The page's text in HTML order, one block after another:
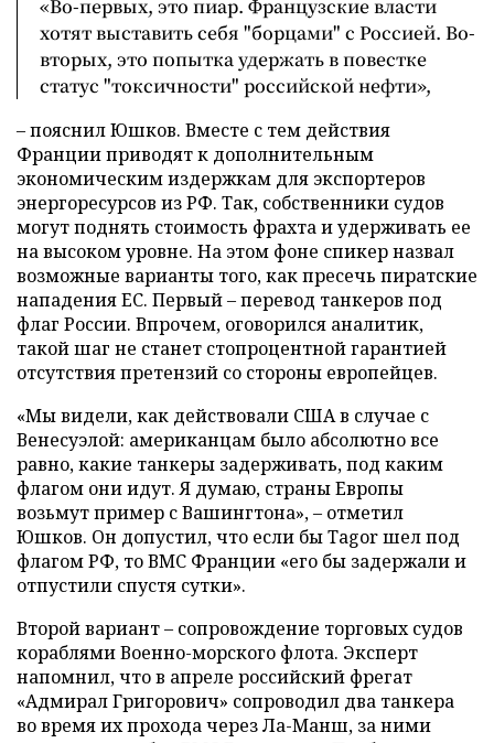
«Во-первых, это пиар. Французские власти
хотят выставить себя "борцами" с Россией. Во-
вторых, это попытка удержать в повестке
статус "токсичности" российской нефти»,
– пояснил Юшков. Вместе с тем действия
Франции приводят к дополнительным
экономическим издержкам для экспортеров
энергоресурсов из РФ. Так, собственники судов
могут поднять стоимость фрахта и удерживать ее
на высоком уровне. На этом фоне спикер назвал
возможные варианты того, как пресечь пиратские
нападения ЕС. Первый – перевод танкеров под
флаг России. Впрочем, оговорился аналитик,
такой шаг не станет стопроцентной гарантией
отсутствия претензий со стороны европейцев.
«Мы видели, как действовали США в случае с
Венесуэлой: американцам было абсолютно все
равно, какие танкеры задерживать, под каким
флагом они идут. Я думаю, страны Европы
возьмут пример с Вашингтона», – отметил
Юшков. Он допустил, что если бы Tagor шел под
флагом РФ, то ВМС Франции «его бы задержали и
отпустили спустя сутки».
Второй вариант – сопровождение торговых судов
кораблями Военно-морского флота. Эксперт
напомнил, что в апреле российский фрегат
«Адмирал Григорович» сопроводил два танкера
во время их прохода через Ла-Манш, за ними